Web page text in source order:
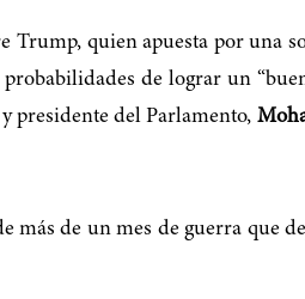
Trump, quien apuesta por una
probabilidades de lograr un
presidente del Parlamento,
más de un mes de guerra que